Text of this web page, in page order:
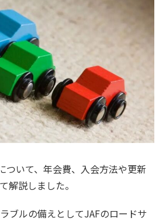
ついて、年会費、入会方法や更新
解説しました。
ブルの備えとしてJAFのロードサ